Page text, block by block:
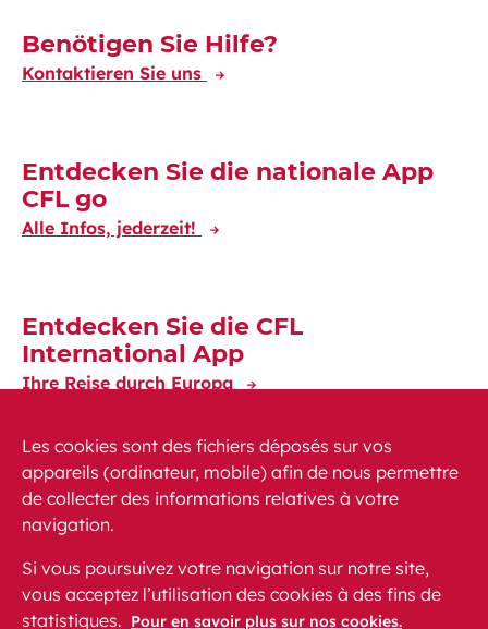
Découvrez-en plus
Benötigen Sie Hilfe?
Kontaktieren Sie uns
Entdecken Sie die nationale App
CFL go
Alle Infos, jederzeit!
Entdecken Sie die CFL
International App
Ihre Reise durch Europa
Kontakt
Sitemap
Gesetzliche Voraussetzungen Datenschutz
Les cookies sont des fichiers déposés sur vos
appareils (ordinateur, mobile) afin de nous permettre
de collecter des informations relatives à votre
navigation.
Si vous poursuivez votre navigation sur notre site,
vous acceptez l’utilisation des cookies à des fins de
statistiques. Pour en savoir plus sur nos cookies.